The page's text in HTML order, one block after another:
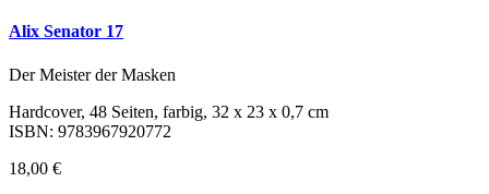
Alix Senator 17
Der Meister der Masken
Hardcover, 48 Seiten, farbig, 32 x 23 x 0,7 cm
ISBN: 9783967920772
18,00 €